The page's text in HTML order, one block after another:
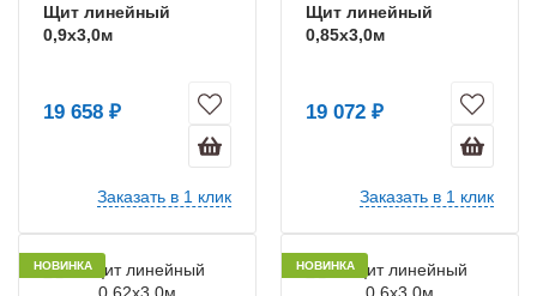
Щит линейный
0,9х3,0м
19 658 ₽
Заказать в 1 клик
Щит линейный
0,85х3,0м
19 072 ₽
Заказать в 1 клик
НОВИНКА НОВИНКА